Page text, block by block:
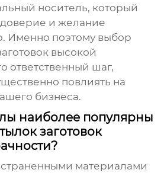
носитель, который
и желание
Именно поэтому выбор
высокой
ответственный шаг,
повлиять на
бизнеса.
наиболее популярны
заготовок
материалами